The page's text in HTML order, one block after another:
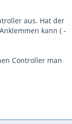
aus. Hat der
kann ( -
Controller man